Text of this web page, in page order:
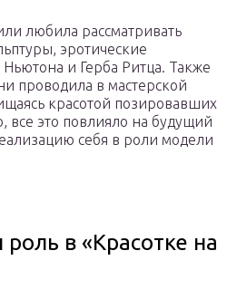
любила рассматривать
эротические
и Герба Ритца. Также
проводила в мастерской
красотой позировавших
все это повлияло на будущий
себя в роли модели
в «Красотке на